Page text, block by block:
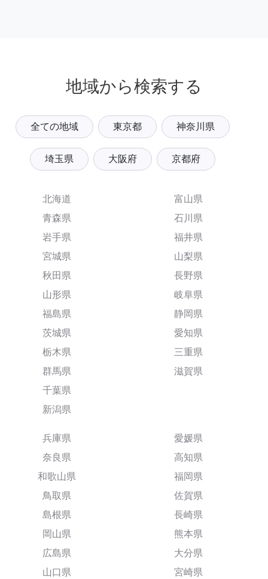
地域から検索する
全ての地域 東京都 神奈川県
埼玉県 大阪府 京都府
北海道
青森県
岩手県
宮城県
秋田県
山形県
福島県
茨城県
栃木県
群馬県
千葉県
新潟県
富山県
石川県
福井県
山梨県
長野県
岐阜県
静岡県
愛知県
三重県
滋賀県
兵庫県
奈良県
和歌山県
鳥取県
島根県
岡山県
広島県
山口県
愛媛県
高知県
福岡県
佐賀県
長崎県
熊本県
大分県
宮崎県